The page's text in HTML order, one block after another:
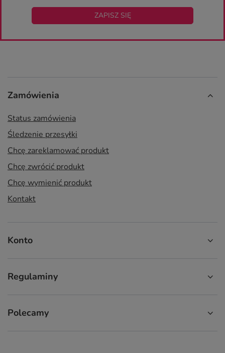
ZAPISZ SIĘ
Zamówienia
Status zamówienia
Śledzenie przesyłki
Chcę zareklamować produkt
Chcę zwrócić produkt
Chcę wymienić produkt
Kontakt
Konto
Regulaminy
Polecamy